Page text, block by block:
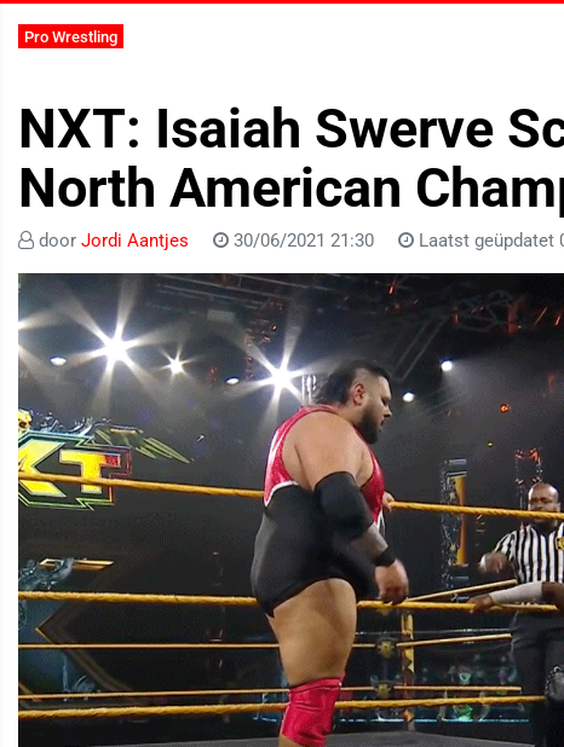
Pro Wrestling
NXT: Isaiah Swerve
North American
door Jordi Aantjes 30/06/2021 21:30 Laatst geüpdatet